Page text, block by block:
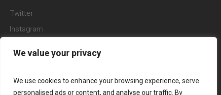
We value your privacy
We use cookies to enhance your browsing experience, serve
personalised ads or content, and analyse our traffic. By
Twitter
Instagram
Pinterest